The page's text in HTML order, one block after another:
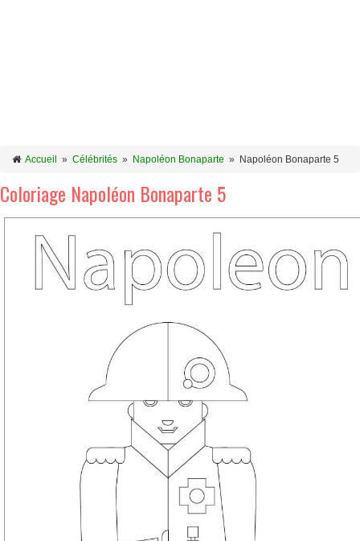
Accueil » Célébrités » Napoléon Bonaparte » Napoléon Bonaparte 5
Coloriage Napoléon Bonaparte 5